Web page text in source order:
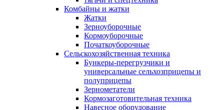
Комбайны и жатки
Жатки
Зерноуборочные
Кормоуборочные
Початкоуборочные
Сельскохозяйственная техника
Бункеры-перегрузчики и
универсальные сельхозприцепы и
полуприцепы
Зернометатели
Кормозаготовительная техника
Навесное оборудование